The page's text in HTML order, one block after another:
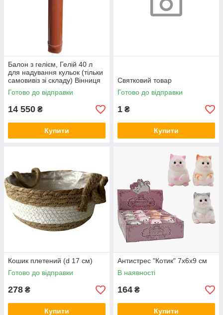
Балон з гелієм, Гелій 40 л
для надування кульок (тільки
самовивіз зі складу) Вінниця
Готово до відправки
14 550 ₴
Купити
Святковий товар
Готово до відправки
1 ₴
Купити
Кошик плетений (d 17 см)
Готово до відправки
278 ₴
Купити
Антистрес "Котик" 7х6х9 см
В наявності
164 ₴
Купити